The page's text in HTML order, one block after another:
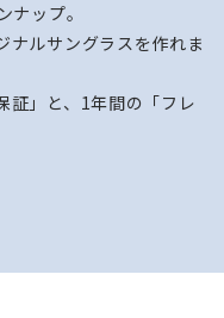
ップ。​
ナルサングラスを作れま
証」と、1年間の「フレ